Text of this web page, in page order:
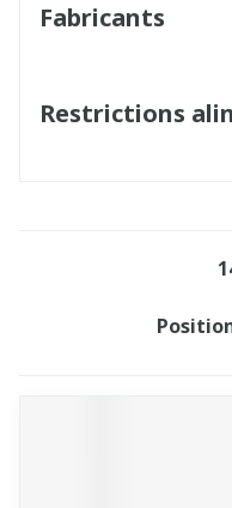
Fabricants
Restrictions
Trier